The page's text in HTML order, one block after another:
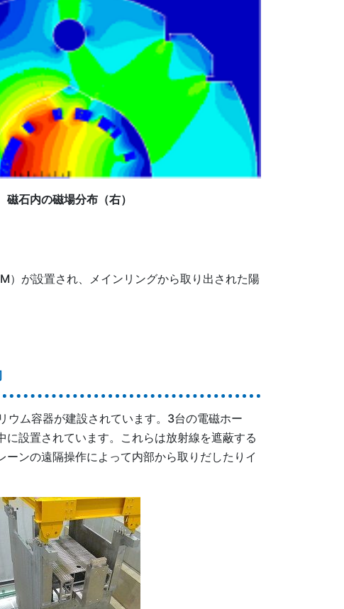
磁石内の磁場分布（右）
）が設置され、メインリングから取り出された陽
ウム容器が建設されています。3台の電磁ホー
設置されています。これらは放射線を遮蔽する
ンの遠隔操作によって内部から取りだしたりイ